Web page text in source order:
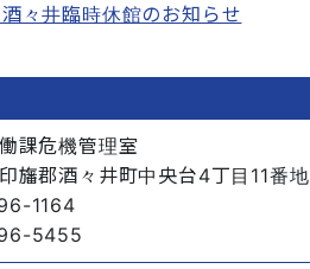
々井臨時休館のお知らせ
課危機管理室
旛郡酒々井町中央台4丁目11番地
1164
5455